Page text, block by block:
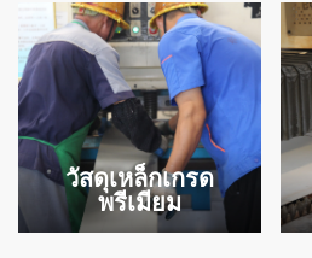
วัสดุเหล็กเกรด
พรีเมียม